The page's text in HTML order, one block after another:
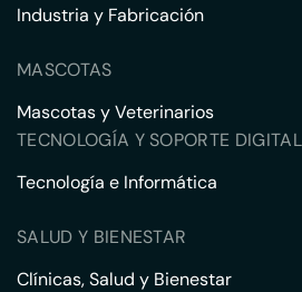
Industria y Fabricación
MASCOTAS
Mascotas y Veterinarios
TECNOLOGÍA Y SOPORTE DIGITAL
Tecnología e Informática
SALUD Y BIENESTAR
Clínicas, Salud y Bienestar